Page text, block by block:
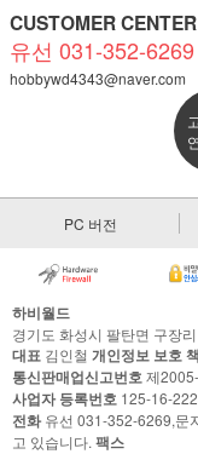
CUSTOMER CENTER
유선 031-352-6269
hobbywd4343@naver.com
PC 버전
하비월드
경기도 화성시 팔탄면 구장
대표 김인철 개인정보 보호
통신판매업신고번호제
사업자 등록번호 125-16-
전화유선 031-352-6269,문
고 있습니다. 팩스